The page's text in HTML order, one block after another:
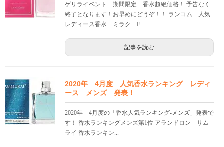
ゲリライベント 期間限定 香水超絶価格！ 予告なく
終了となります！お早めにどうぞ！！ ランコム 人気
レディース香水 ミラク E...
記事を読む
2020年 4月度 人気香水ランキング レディ
ース メンズ 発表！
2020年 4月度の「香水人気ランキング-メンズ」発表で
す！ 香水ランキングメンズ第1位 アランドロン サム
ライ 香水ランキン...